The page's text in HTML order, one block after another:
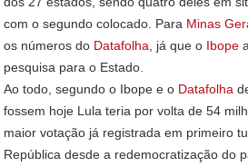
com o segundo colocado. Para Minas
os números do Datafolha , já que o Ibope
pesquisa para o Estado.
Ao todo, segundo o Ibope e o Datafolha
fossem hoje Lula teria por volta de 54
maior votação já registrada em primeiro
República desde a redemocratização do